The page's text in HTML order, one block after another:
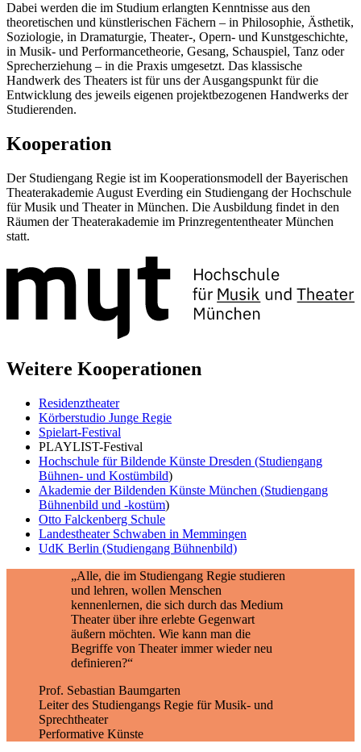
Dabei werden die im Studium erlangten Kenntnisse aus den
theoretischen und künstlerischen Fächern – in Philosophie, Ästhetik,
Soziologie, in Dramaturgie, Theater-, Opern- und Kunstgeschichte,
in Musik- und Performancetheorie, Gesang, Schauspiel, Tanz oder
Sprecherziehung – in die Praxis umgesetzt. Das klassische
Handwerk des Theaters ist für uns der Ausgangspunkt für die
Entwicklung des jeweils eigenen projektbezogenen Handwerks der
Studierenden.
Kooperation
Der Studiengang Regie ist im Kooperationsmodell der Bayerischen
Theaterakademie August Everding ein Studiengang der Hochschule
für Musik und Theater in München. Die Ausbildung findet in den
Räumen der Theaterakademie im Prinzregententheater München
statt.
Weitere Kooperationen
Residenztheater
Körberstudio Junge Regie
Spielart-Festival
PLAYLIST-Festival
Hochschule für Bildende Künste Dresden (Studiengang
Bühnen- und Kostümbild)
Akademie der Bildenden Künste München (Studiengang
Bühnenbild und -kostüm)
Otto Falckenberg Schule
Landestheater Schwaben in Memmingen
UdK Berlin (Studiengang Bühnenbild)
„Alle, die im Studiengang Regie studieren
und lehren, wollen Menschen
kennenlernen, die sich durch das Medium
Theater über ihre erlebte Gegenwart
äußern möchten. Wie kann man die
Begriffe von Theater immer wieder neu
definieren?“
Prof. Sebastian Baumgarten
Leiter des Studiengangs Regie für Musik- und
Sprechtheater
Performative Künste